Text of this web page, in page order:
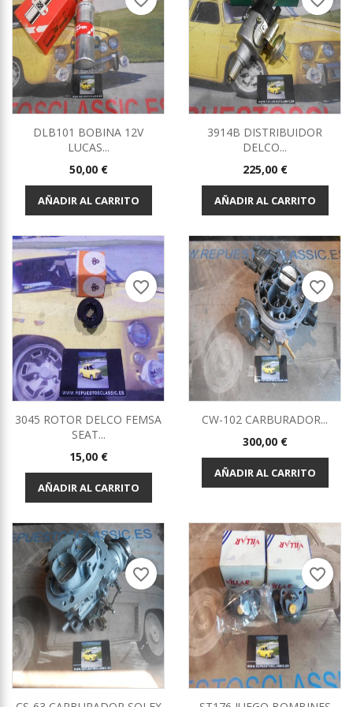
DLB101 BOBINA 12V
LUCAS...
Precio
50,00 €
AÑADIR AL CARRITO
3914B DISTRIBUIDOR
DELCO...
Precio
225,00 €
AÑADIR AL CARRITO
3045 ROTOR DELCO FEMSA
SEAT...
Precio
15,00 €
AÑADIR AL CARRITO
favorite_border
CW-102 CARBURADOR...
Precio
300,00 €
AÑADIR AL CARRITO
favorite_border
favorite_border favorite_border